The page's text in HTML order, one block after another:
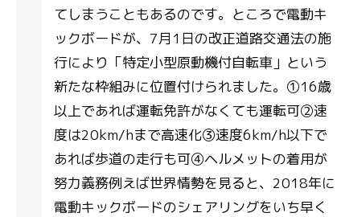
てしまうこともあるのです。ところで電動キ
ックボードが、7月1日の改正道路交通法の施
行により「特定小型原動機付自転車」という
新たな枠組みに位置付けられました。①16歳
以上であれば運転免許がなくても運転可②速
度は20km/hまで高速化③速度6km/h以下で
あれば歩道の走行も可④ヘルメットの着用が
努力義務例えば世界情勢を見ると、2018年に
電動キックボードのシェアリングをいち早く